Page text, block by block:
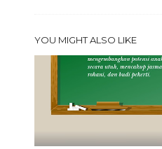
YOU MIGHT ALSO LIKE